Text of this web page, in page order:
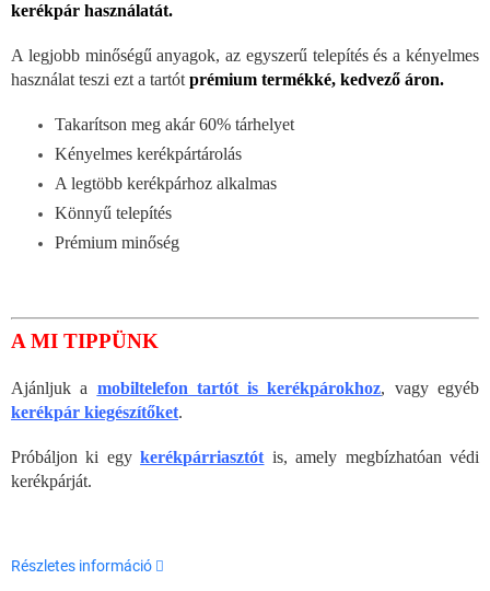
kerékpár használatát.
A legjobb minőségű anyagok, az egyszerű telepítés és a kényelmes
használat teszi ezt a tartót prémium termékké, kedvező áron.
Takarítson meg akár 60% tárhelyet
Kényelmes kerékpártárolás
A legtöbb kerékpárhoz alkalmas
Könnyű telepítés
Prémium minőség
A MI TIPPÜNK
Ajánljuk a mobiltelefon tartót is kerékpárokhoz, vagy egyéb
kerékpár kiegészítőket.
Próbáljon ki egykerékpárriasztót is, amely megbízhatóan védi
kerékpárját.
Részletes információ